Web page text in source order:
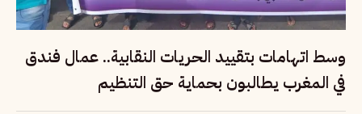
وسط اتهامات بتقييد الحريات النقابية.. عمال فندق
في المغرب يطالبون بحماية حق التنظيم